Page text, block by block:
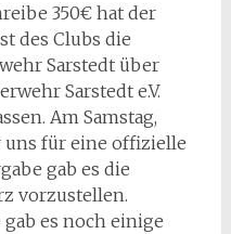
350€ hat der
des Clubs die
Sarstedt über
Sarstedt e.V.
Am Samstag,
uns für eine offizielle
gab es die
vorzustellen.
es noch einige